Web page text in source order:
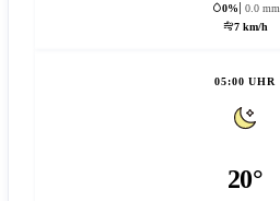
0%
0.0 mm
7 km/h
05:00 UHR
20°